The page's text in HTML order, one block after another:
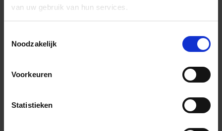
van uw gebruik van hun services.
Noodzakelijk
Voorkeuren
Statistieken